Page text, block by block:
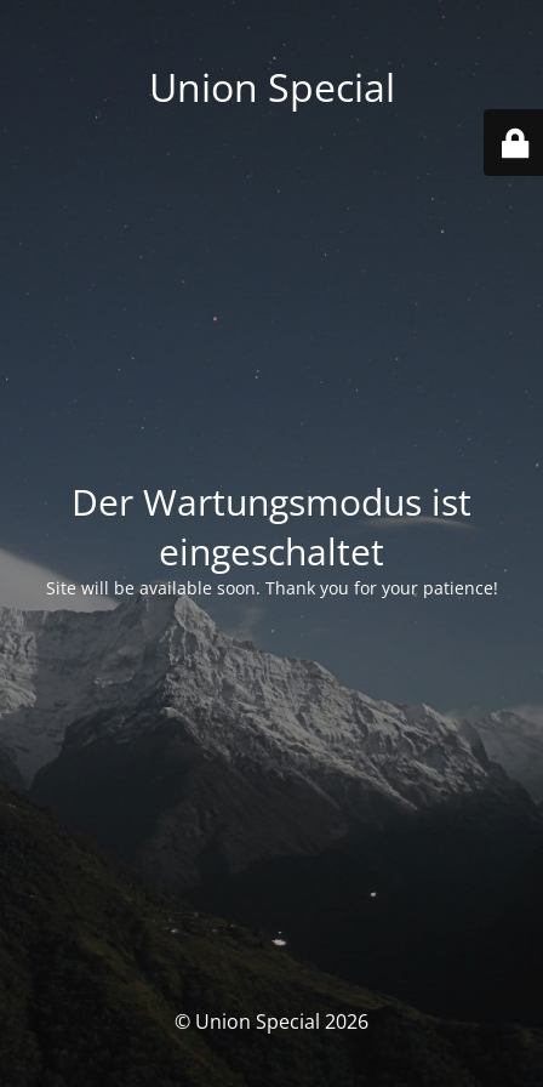
Union Special
Der Wartungsmodus ist
eingeschaltet
Site will be available soon. Thank you for your patience!
© Union Special 2026